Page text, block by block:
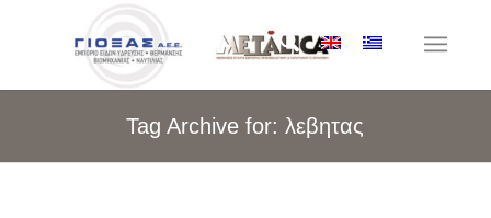
Tag Archive for: λεβητας